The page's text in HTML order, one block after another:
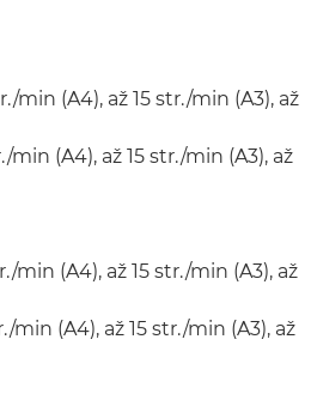
min (A4), až 15 str./min (A3), až
(A4), až 15 str./min (A3), až
min (A4), až 15 str./min (A3), až
min (A4), až 15 str./min (A3), až